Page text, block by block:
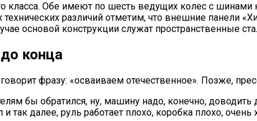
Обе имеют по шесть ведущих колес с шинами
различий отметим, что внешние панели
основой конструкции служат пространственные
конца
фразу: «осваиваем отечественное». Позже,
бы обратился, ну, машину надо, конечно,
далее, руль работает плохо, коробка плохо,